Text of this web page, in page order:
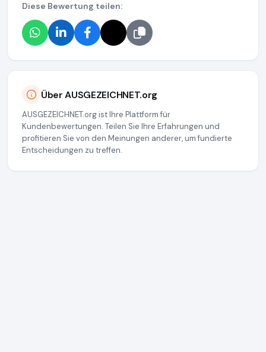
Diese Bewertung teilen:
Über AUSGEZEICHNET.org
AUSGEZEICHNET.org ist Ihre Plattform für
Kundenbewertungen. Teilen Sie Ihre Erfahrungen und
profitieren Sie von den Meinungen anderer, um fundierte
Entscheidungen zu treffen.